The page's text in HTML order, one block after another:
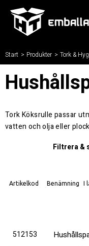
Start / Produkter / Tork &
Tork Köksrulle passar
vatten och olja eller
Filtrera &
Artikelkod Benämning I
512153